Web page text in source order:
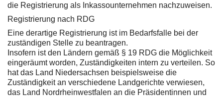
die Registrierung als Inkassounternehmen nachzuweisen.
Registrierung nach RDG
Eine derartige Registrierung ist im Bedarfsfalle bei der
zuständigen Stelle zu beantragen.
Insofern ist den Ländern gemäß § 19 RDG die Möglichkeit
eingeräumt worden, Zuständigkeiten intern zu verteilen. So
hat das Land Niedersachsen beispielsweise die
Zuständigkeit an verschiedene Landgerichte verwiesen,
das Land Nordrheinwestfalen an die Präsidentinnen und